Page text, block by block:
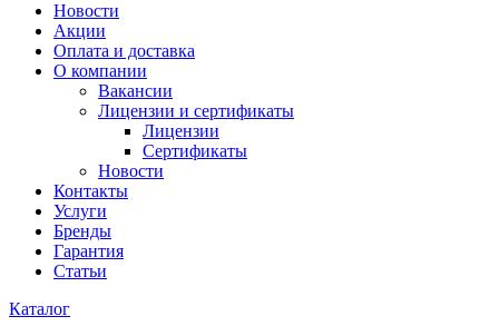
Новости
Акции
Оплата и доставка
О компании
Вакансии
Лицензии и сертификаты
Лицензии
Сертификаты
Новости
Контакты
Услуги
Бренды
Гарантия
Статьи
Каталог